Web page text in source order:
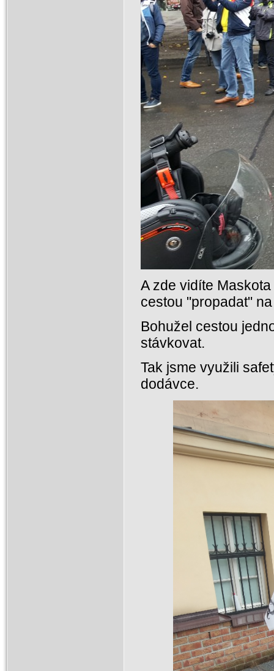
A zde vidíte
cestou "propadat"
Bohužel cestou
stávkovat.
Tak jsme využili
dodávce.